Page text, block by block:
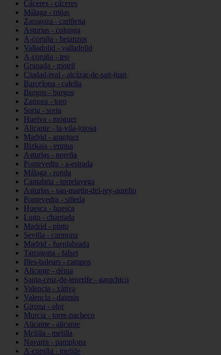
Cáceres - cáceres
Málaga - mijas
Zaragoza - cariñena
Asturias - colunga
A-coruña - betanzos
Valladolid - valladolid
A-coruña - teo
Granada - motril
Ciudad-real - alcázar-de-san-juan
Barcelona - calella
Burgos - burgos
Zamora - toro
Soria - soria
Huelva - moguer
Alicante - la-vila-joiosa
Madrid - aranjuez
Bizkaia - ermua
Asturias - noreña
Pontevedra - a-estrada
Málaga - ronda
Cantabria - torrelavega
Asturias - san-martín-del-rey-aurelio
Pontevedra - silleda
Huesca - huesca
Lugo - chantada
Madrid - pinto
Sevilla - carmona
Madrid - fuenlabrada
Tarragona - falset
Illes-balears - campos
Alicante - dénia
Santa-cruz-de-tenerife - garachico
Valencia - xàtiva
Valencia - daimús
Girona - olot
Murcia - torre-pacheco
Alicante - alicante
Melilla - melilla
Navarra - pamplona
A-coruña - melide